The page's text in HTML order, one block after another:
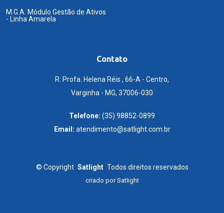
M.G.A. Módulo Gestão de Ativos
- Linha Amarela
Contato
R. Profa. Helena Réis , 66-A - Centro,
Varginha - MG, 37006-030
Telefone: (35) 98852-0899
Email: atendimento@satlight.com.br
© Copyright Satlight Todos direitos reservados
criado porSatlight